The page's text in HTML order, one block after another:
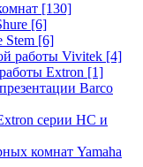
[130]
[6]
Stem [6]
работы Vivitek [4]
Extron [1]
Barco
серии HC и
комнат Yamaha